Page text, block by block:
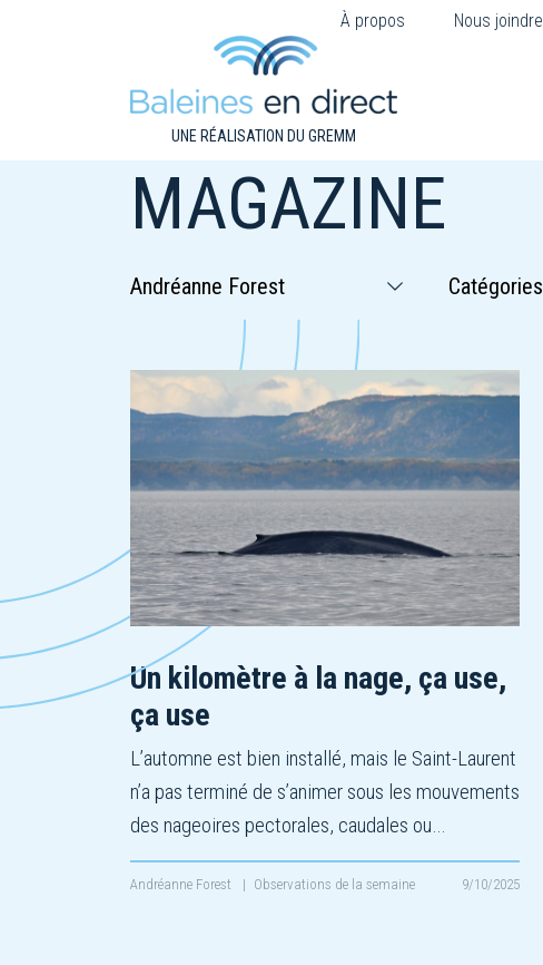
À propos Nous joindre
UNE RÉALISATION DU GREMM
MAGAZINE
Un kilomètre à la nage, ça use,
ça use
L’automne est bien installé, mais le Saint-Laurent
n’a pas terminé de s’animer sous les mouvements
des nageoires pectorales, caudales ou…
Andréanne Forest | Observations de la semaine 9/10/2025